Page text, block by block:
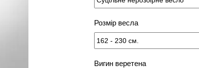
Розмір весла
Вигин веретена